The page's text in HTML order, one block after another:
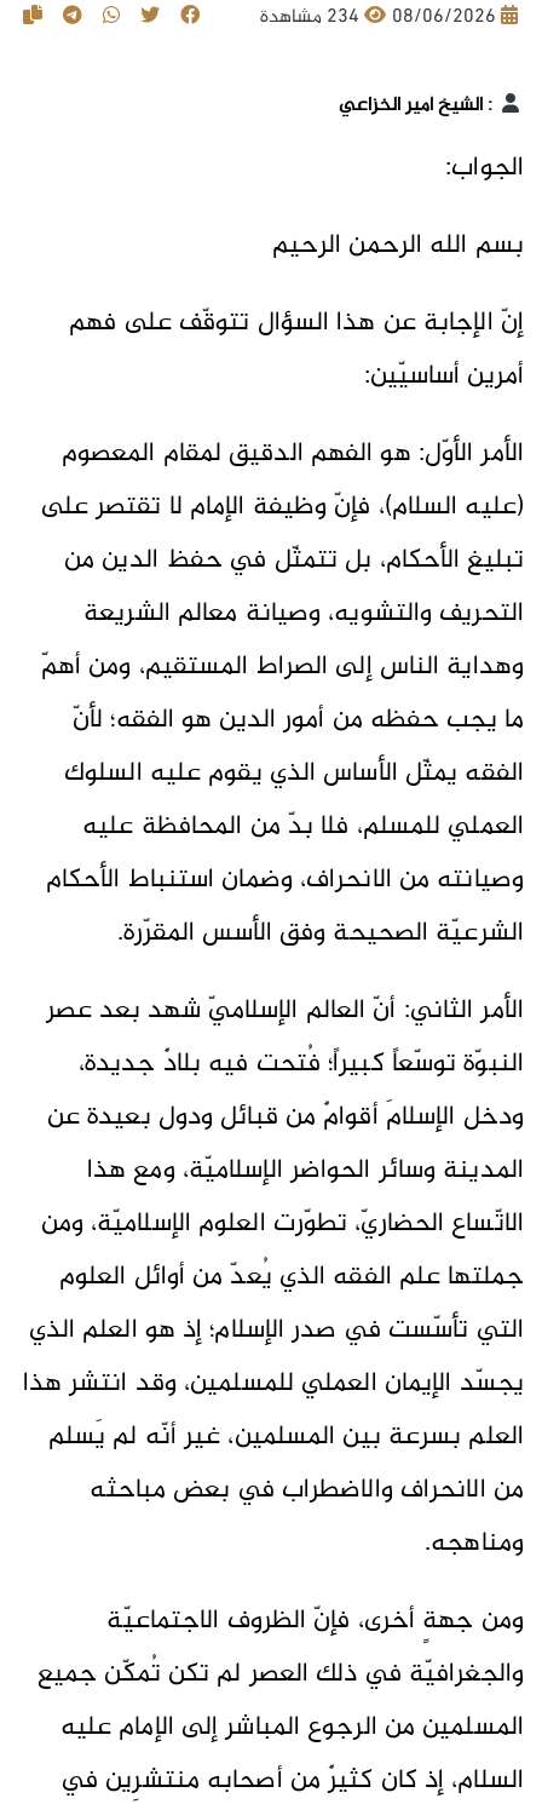
08/06/2026 234 مشاهدة
:الشيخ أمير الخزاعي
الجواب:
بسم الله الرحمن الرحيم
إنّ الإجابة عن هذا السؤال تتوقّف على فهم
أمرين أساسيّين:
الأمر الأوّل: هو الفهم الدقيق لمقام المعصوم
(عليه السلام)، فإنّ وظيفة الإمام لا تقتصر على
تبليغ الأحكام، بل تتمثّل في حفظ الدين من
التحريف والتشويه، وصيانة معالم الشريعة
وهداية الناس إلى الصراط المستقيم، ومن أهمّ
ما يجب حفظه من أمور الدين هو الفقه؛ لأنّ
الفقه يمثّل الأساس الذي يقوم عليه السلوك
العملي للمسلم، فلا بدّ من المحافظة عليه
وصيانته من الانحراف، وضمان استنباط الأحكام
الشرعيّة الصحيحة وفق الأسس المقرّرة.
الأمر الثاني: أنّ العالم الإسلاميّ شهد بعد عصر
النبوّة توسّعاً كبيراً؛ فُتحت فيه بلادٌ جديدة،
ودخل الإسلامَ أقوامٌ من قبائل ودول بعيدة عن
المدينة وسائر الحواضر الإسلاميّة، ومع هذا
الاتّساع الحضاريّ، تطوّرت العلوم الإسلاميّة، ومن
جملتها علم الفقه الذي يُعدّ من أوائل العلوم
التي تأسّست في صدر الإسلام؛ إذ هو العلم الذي
يجسّد الإيمان العملي للمسلمين، وقد انتشر هذا
العلم بسرعة بين المسلمين، غير أنّه لم يَسلم
من الانحراف والاضطراب في بعض مباحثه
ومناهجه.
ومن جهةٍ أخرى، فإنّ الظروف الاجتماعيّة
والجغرافيّة في ذلك العصر لم تكن تُمكّن جميع
المسلمين من الرجوع المباشر إلى الإمام عليه
السلام، إذ كان كثيرٌ من أصحابه منتشرِين في